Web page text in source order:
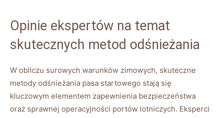
Opinie ekspertów na temat
skutecznych⁤ metod odśnieżania
W obliczu surowych warunków ⁤zimowych, skuteczne
metody odśnieżania pasa startowego stają się
kluczowym elementem zapewnienia bezpieczeństwa
oraz ⁢sprawnej ‌operacyjności portów lotniczych. Eksperci